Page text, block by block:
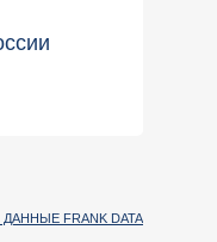
FRANK DATA